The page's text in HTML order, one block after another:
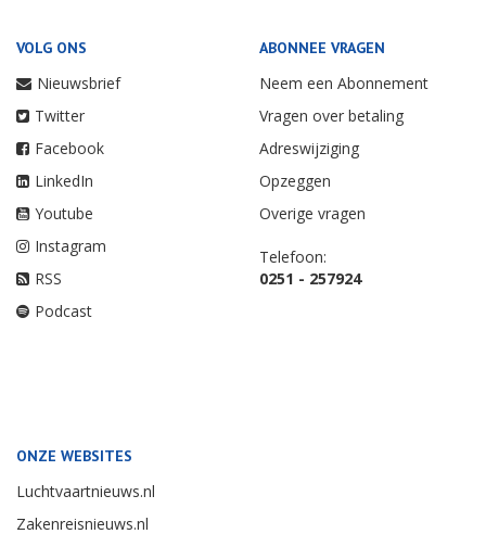
VOLG ONS
Nieuwsbrief
Twitter
Facebook
LinkedIn
Youtube
Instagram
RSS
Podcast
ABONNEE VRAGEN
Neem een Abonnement
Vragen over betaling
Adreswijziging
Opzeggen
Overige vragen
Telefoon:
0251 - 257924
ONZE WEBSITES
Luchtvaartnieuws.nl
Zakenreisnieuws.nl